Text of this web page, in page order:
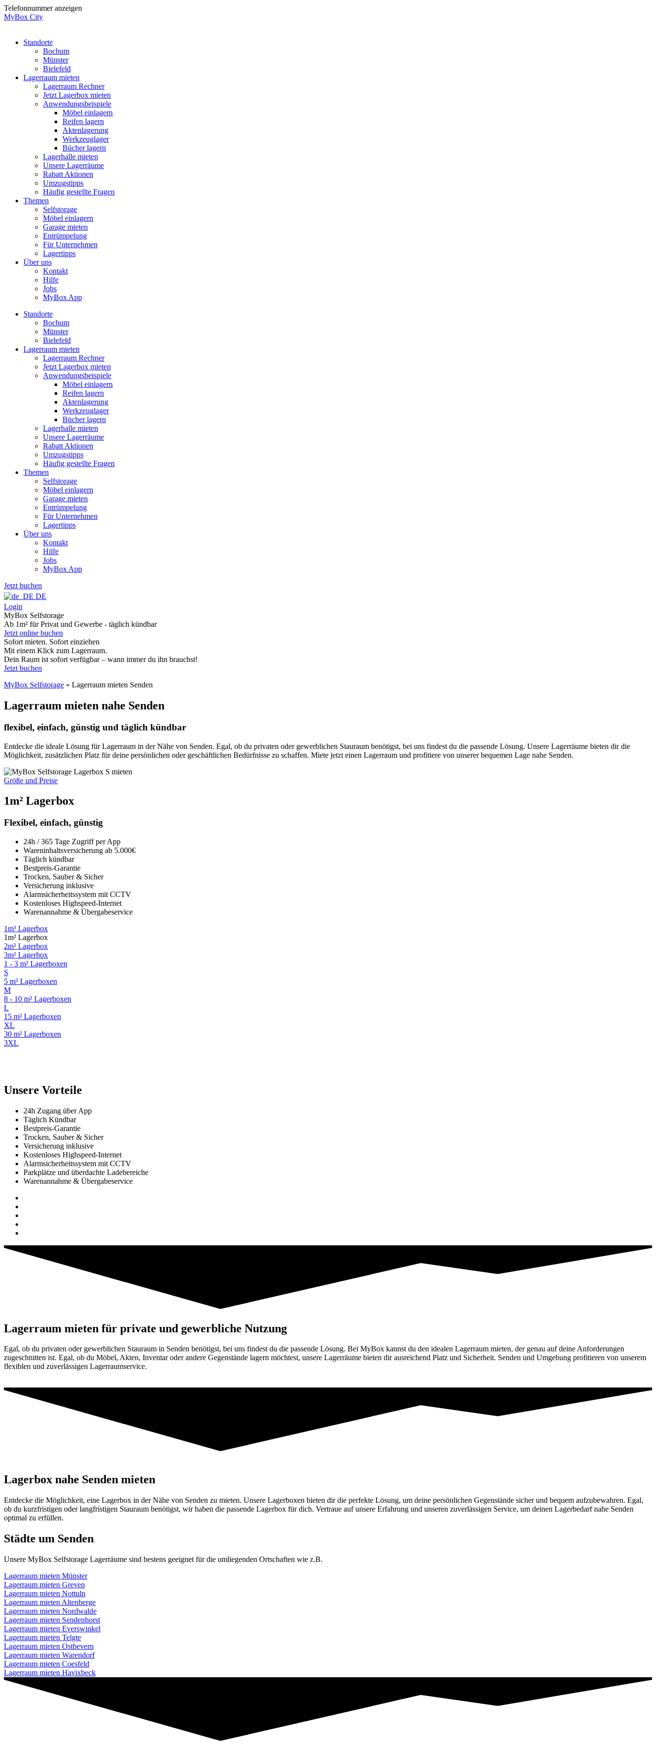
Zum
Inhalt
Telefonnummer anzeigen
MyBox City
Standorte
Bochum
Münster
Bielefeld
Lagerraum mieten
Lagerraum Rechner
Jetzt Lagerbox mieten
Anwendungsbeispiele
Möbel einlagern
Reifen lagern
Aktenlagerung
Werkzeuglager
Bücher lagern
Lagerhalle mieten
Unsere Lagerräume
Rabatt Aktionen
Umzugstipps
Häufig gestellte Fragen
Themen
Selfstorage
Möbel einlagern
Garage mieten
Entrümpelung
Für Unternehmen
Lagertipps
Über uns
Kontakt
Hilfe
Jobs
MyBox App
Standorte
Bochum
Münster
Bielefeld
Lagerraum mieten
Lagerraum Rechner
Jetzt Lagerbox mieten
Anwendungsbeispiele
Möbel einlagern
Reifen lagern
Aktenlagerung
Werkzeuglager
Bücher lagern
Lagerhalle mieten
Unsere Lagerräume
Rabatt Aktionen
Umzugstipps
Häufig gestellte Fragen
Themen
Selfstorage
Möbel einlagern
Garage mieten
Entrümpelung
Für Unternehmen
Lagertipps
Über uns
Kontakt
Hilfe
Jobs
MyBox App
Jetzt buchen
DE
Login
MyBox Selfstorage
Ab 1m² für Privat und Gewerbe - täglich kündbar
Jetzt online buchen
Sofort mieten. Sofort einziehen
Mit einem Klick zum Lagerraum.
Dein Raum ist sofort verfügbar – wann immer du ihn brauchst!
Jetzt buchen
MyBox Selfstorage » Lagerraum mieten Senden
Lagerraum mieten nahe Senden
flexibel, einfach, günstig und täglich kündbar
Entdecke die ideale Lösung für Lagerraum in der Nähe von Senden. Egal, ob du privaten oder gewerblichen Stauraum benötigst, bei uns findest du die passende Lösung. Unsere Lagerräume bieten dir die
Möglichkeit, zusätzlichen Platz für deine persönlichen oder geschäftlichen Bedürfnisse zu schaffen. Miete jetzt einen Lagerraum und profitiere von unserer bequemen Lage nahe Senden.
Größe und Preise
1m² Lagerbox
Flexibel, einfach, günstig
24h / 365 Tage Zugriff per App
Wareninhaltsversicherung ab 5.000€
Täglich kündbar
Bestpreis-Garantie
Trocken, Sauber & Sicher
Versicherung inklusive
Alarmsicherheitssystem mit CCTV
Kostenloses Highspeed-Internet
Warenannahme & Übergabeservice
1m³ Lagerbox
1m² Lagerbox
2m² Lagerbox
3m² Lagerbox
1 - 3 m² Lagerboxen
S
5 m² Lagerboxen
M
8 - 10 m² Lagerboxen
L
15 m² Lagerboxen
XL
30 m² Lagerboxen
3XL
Unsere Vorteile
24h Zugang über App
Täglich Kündbar
Bestpreis-Garantie
Trocken, Sauber & Sicher
Versicherung inklusive
Kostenloses Highspeed-Internet
Alarmsicherheitssystem mit CCTV
Parkplätze und überdachte Ladebereiche
Warenannahme & Übergabeservice
Lagerraum mieten für private und gewerbliche Nutzung
Egal, ob du privaten oder gewerblichen Stauraum in Senden benötigst, bei uns findest du die passende Lösung. Bei MyBox kannst du den idealen Lagerraum mieten, der genau auf deine Anforderungen
zugeschnitten ist. Egal, ob du Möbel, Akten, Inventar oder andere Gegenstände lagern möchtest, unsere Lagerräume bieten dir ausreichend Platz und Sicherheit. Senden und Umgebung profitieren von unserem
flexiblen und zuverlässigen Lagerraumservice.
Lagerbox nahe Senden mieten
Entdecke die Möglichkeit, eine Lagerbox in der Nähe von Senden zu mieten. Unsere Lagerboxen bieten dir die perfekte Lösung, um deine persönlichen Gegenstände sicher und bequem aufzubewahren. Egal,
ob du kurzfristigen oder langfristigen Stauraum benötigst, wir haben die passende Lagerbox für dich. Vertraue auf unsere Erfahrung und unseren zuverlässigen Service, um deinen Lagerbedarf nahe Senden
optimal zu erfüllen.
Städte um Senden
Unsere MyBox Selfstorage Lagerräume sind bestens geeignet für die umliegenden Ortschaften wie z.B.
Lagerraum mieten Münster
Lagerraum mieten Greven
Lagerraum mieten Nottuln
Lagerraum mieten Altenberge
Lagerraum mieten Nordwalde
Lagerraum mieten Sendenhorst
Lagerraum mieten Everswinkel
Lagerraum mieten Telgte
Lagerraum mieten Ostbevern
Lagerraum mieten Warendorf
Lagerraum mieten Coesfeld
Lagerraum mieten Havixbeck